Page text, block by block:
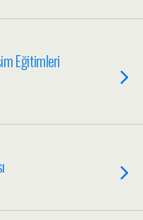
Eğitimleri